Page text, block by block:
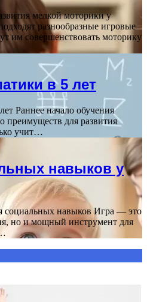
мелкой моторики у
разнообразные игровые
им совершенствовать моторику
в 5 лет
Раннее начало обучения
преимуществ для развития
учит…
навыков у
социальных навыков Игра — это
но и мощный инструмент для